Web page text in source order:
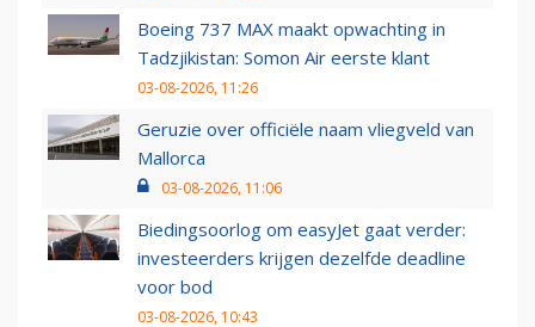
Boeing 737 MAX maakt opwachting in
Tadzjikistan: Somon Air eerste klant
03-08-2026, 11:26
Geruzie over officiële naam vliegveld van
Mallorca
03-08-2026, 11:06
Biedingsoorlog om easyJet gaat verder:
investeerders krijgen dezelfde deadline
voor bod
03-08-2026, 10:43